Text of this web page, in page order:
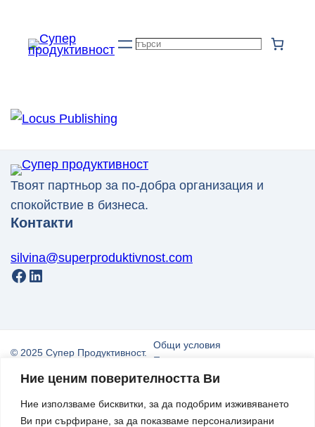
Ние ценим поверителността Ви
Ние използваме бисквитки, за да подобрим изживяването
Ви при сърфиране, за да показваме персонализирани
Търсене
Твоят партньор за по-добра организация и
спокойствие в бизнеса.
Контакти
silvina@superproduktivnost.com
Facebook LinkedIn
© 2025 Супер Продуктивност.
Общи условия
Политика на поверителност
Моят профил